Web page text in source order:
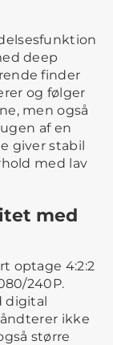
deep
finder
og følger
men også
af en
giver stabil
med lav
med
optage 4:2:2
240P.
digital
ikke
større